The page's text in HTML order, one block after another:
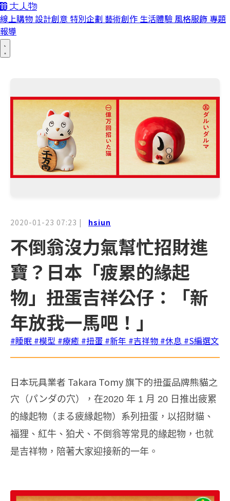
線上購物 設計創意 特別企劃 藝術創作 生活體驗 風格服飾 專題
報導
2020-01-23 07:23 | hsiun
不倒翁沒力氣幫忙招財進
寶？日本「疲累的緣起
物」扭蛋吉祥公仔：「新
年放我一馬吧！」
#睡眠 #模型 #療癒 #扭蛋 #新年 #吉祥物 #休息 #S編選文
日本玩具業者 Takara Tomy 旗下的扭蛋品牌熊貓之
穴（パンダの穴），在2020 年 1 月 20 日推出疲累
的緣起物（まる疲縁起物）系列扭蛋，以招財貓、
福狸、紅牛、狛犬、不倒翁等常見的緣起物，也就
是吉祥物，陪著大家迎接新的一年。